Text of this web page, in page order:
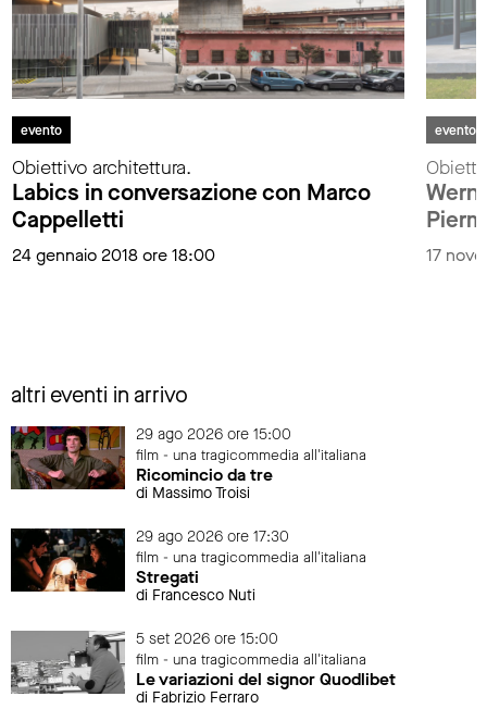
evento
Obiettivo architettura.
Labics in conversazione con Marco
Cappelletti
24 gennaio 2018 ore 18:00
evento
17
altri eventi in arrivo
29 ago 2026 ore 15:00
film - una tragicommedia all'italiana
Ricomincio da tre
di Massimo Troisi
29 ago 2026 ore 17:30
film - una tragicommedia all'italiana
Stregati
di Francesco Nuti
5 set 2026 ore 15:00
film - una tragicommedia all'italiana
Le variazioni del signor Quodlibet
di Fabrizio Ferraro